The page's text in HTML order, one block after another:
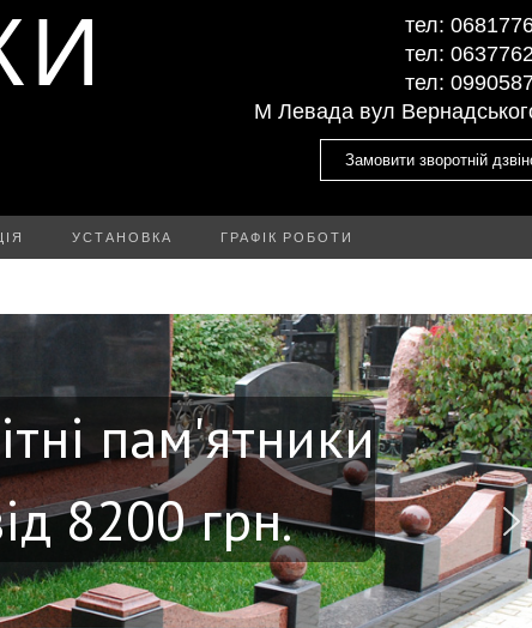
тел:
тел:
тел:
М Левада вул
Замовити зворотній
УСТАНОВКА ГРАФІК РОБОТИ